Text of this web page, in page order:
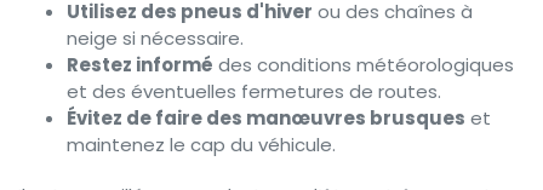
Utilisez des pneus d'hiver ou des chaînes à
neige si nécessaire.
Restez informé des conditions météorologiques
et des éventuelles fermetures de routes.
Évitez de faire des manœuvres brusques et
maintenez le cap du véhicule.